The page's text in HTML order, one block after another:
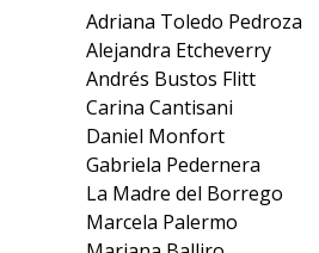
Adriana Toledo Pedroza
Alejandra Etcheverry
Andrés Bustos Flitt
Carina Cantisani
Daniel Monfort
Gabriela Pedernera
La Madre del Borrego
Marcela Palermo